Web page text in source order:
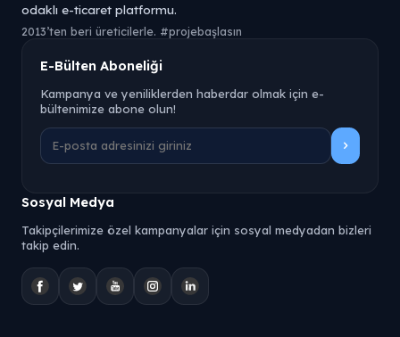
odaklı e-ticaret platformu.
2013’ten beri üreticilerle. #projebaşlasın
E-Bülten Aboneliği
Kampanya ve yeniliklerden haberdar olmak için e-
bültenimize abone olun!
Sosyal Medya
Takipçilerimize özel kampanyalar için sosyal medyadan bizleri
takip edin.